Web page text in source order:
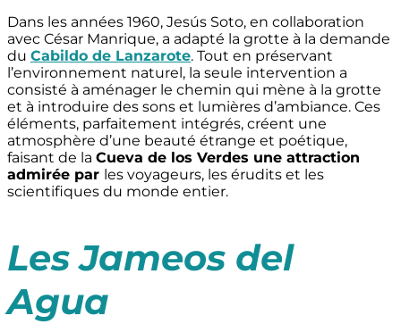
Dans les années 1960, Jesús Soto, en collaboration
avec César Manrique, a adapté la grotte à la demande
du Cabildo de Lanzarote. Tout en préservant
l’environnement naturel, la seule intervention a
consisté à aménager le chemin qui mène à la grotte
et à introduire des sons et lumières d’ambiance. Ces
éléments, parfaitement intégrés, créent une
atmosphère d’une beauté étrange et poétique,
faisant de la Cueva de los Verdes une attraction
admirée par les voyageurs, les érudits et les
scientifiques du monde entier.
Les Jameos del
Agua